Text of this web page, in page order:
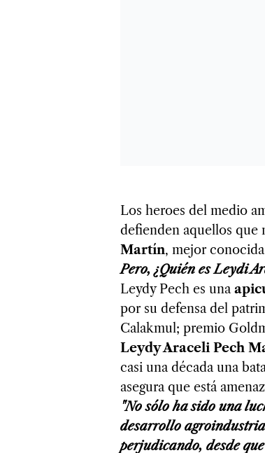
Los heroes del medio
defienden aquellos que
Martín, mejor
Pero, ¿Quién es Leydi
Leydy Pech es una
por su defensa del
Calakmul; premio
Leydy Araceli Pech
casi una década una
asegura que está
"No sólo ha sido una
desarrollo
perjudicando, desde